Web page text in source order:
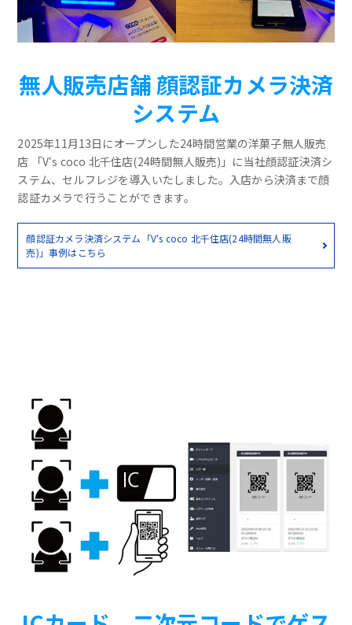
無人販売店舗 顔認証カメラ決済
システム
2025年11月13日にオープンした24時間営業の洋菓子無人販売
店 「V‘s coco 北千住店(24時間無人販売)」に当社顔認証決済シ
ステム、セルフレジを導入いたしました。入店から決済まで顔
認証カメラで行うことができます。
顔認証カメラ決済システム「V‘s coco 北千住店(24時間無人販
売)」事例はこちら